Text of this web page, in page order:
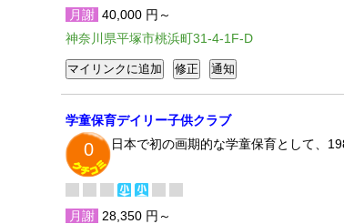
月謝 40,000 円～
神奈川県平塚市桃浜町31-4-1F-D
学童保育デイリー子供クラブ
0 日本で初の画期的な学童保育として、
月謝 28,350 円～